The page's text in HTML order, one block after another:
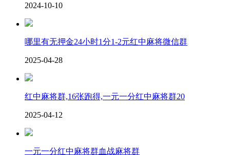
2024-10-10
哪里有无押金24小时1分1-2元红中麻将微信群
2025-04-28
红中麻将群,16张跑得,一元一分红中麻将群20
2025-04-12
一元一分红中麻将群血战麻将群